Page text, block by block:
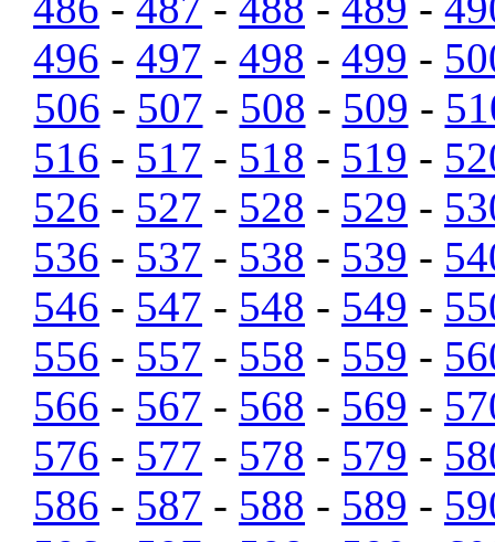
496 - 497 - 498 - 499 -
506 - 507 - 508 - 509 -
516 - 517 - 518 - 519 -
526 - 527 - 528 - 529 -
536 - 537 - 538 - 539 -
546 - 547 - 548 - 549 -
556 - 557 - 558 - 559 -
566 - 567 - 568 - 569 -
576 - 577 - 578 - 579 -
586 - 587 - 588 - 589 -